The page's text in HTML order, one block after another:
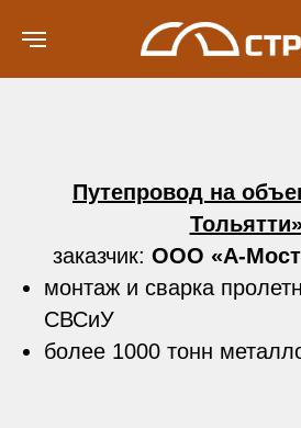
Путепровод на
заказчик: ООО «А-
монтаж и сварка
СВСиУ
более 1000 тонн